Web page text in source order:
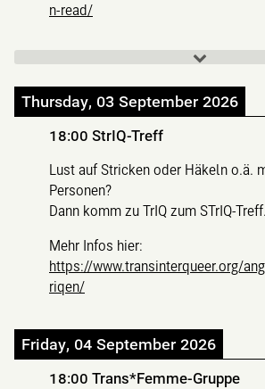
n-read/
Thursday, 03 September 2026
18:00 StrIQ-Treff
Lust auf Stricken oder Häkeln o.ä.
Personen?
Dann komm zu TrIQ zum STrIQ-Treff.
Mehr Infos hier:
https://www.transinterqueer.org/
riqen/
Friday, 04 September 2026
18:00 Trans*Femme-Gruppe